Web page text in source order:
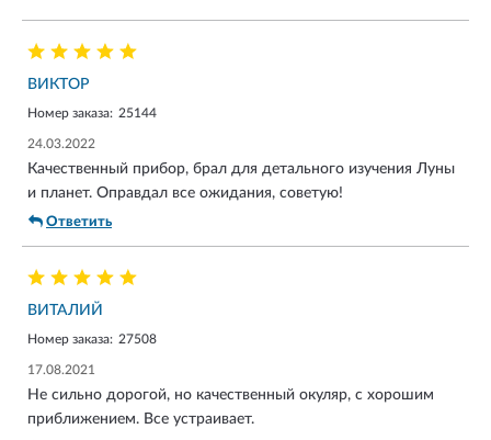
ВИКТОР
Номер заказа: 25144
24.03.2022
Качественный прибор, брал для детального изучения Луны
и планет. Оправдал все ожидания, советую!
Ответить
ВИТАЛИЙ
Номер заказа: 27508
17.08.2021
Не сильно дорогой, но качественный окуляр, с хорошим
приближением. Все устраивает.